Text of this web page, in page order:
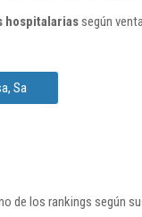
hospitalariassegún
Sa
de los rankings según